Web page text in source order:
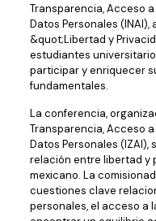
Transparencia, Acceso
Datos Personales
&quot;Libertad y
estudiantes
participar y enriquecer
fundamentales.
La conferencia,
Transparencia, Acceso
Datos Personales
relación entre libertad y
mexicano. La
cuestiones clave
personales, el acceso a